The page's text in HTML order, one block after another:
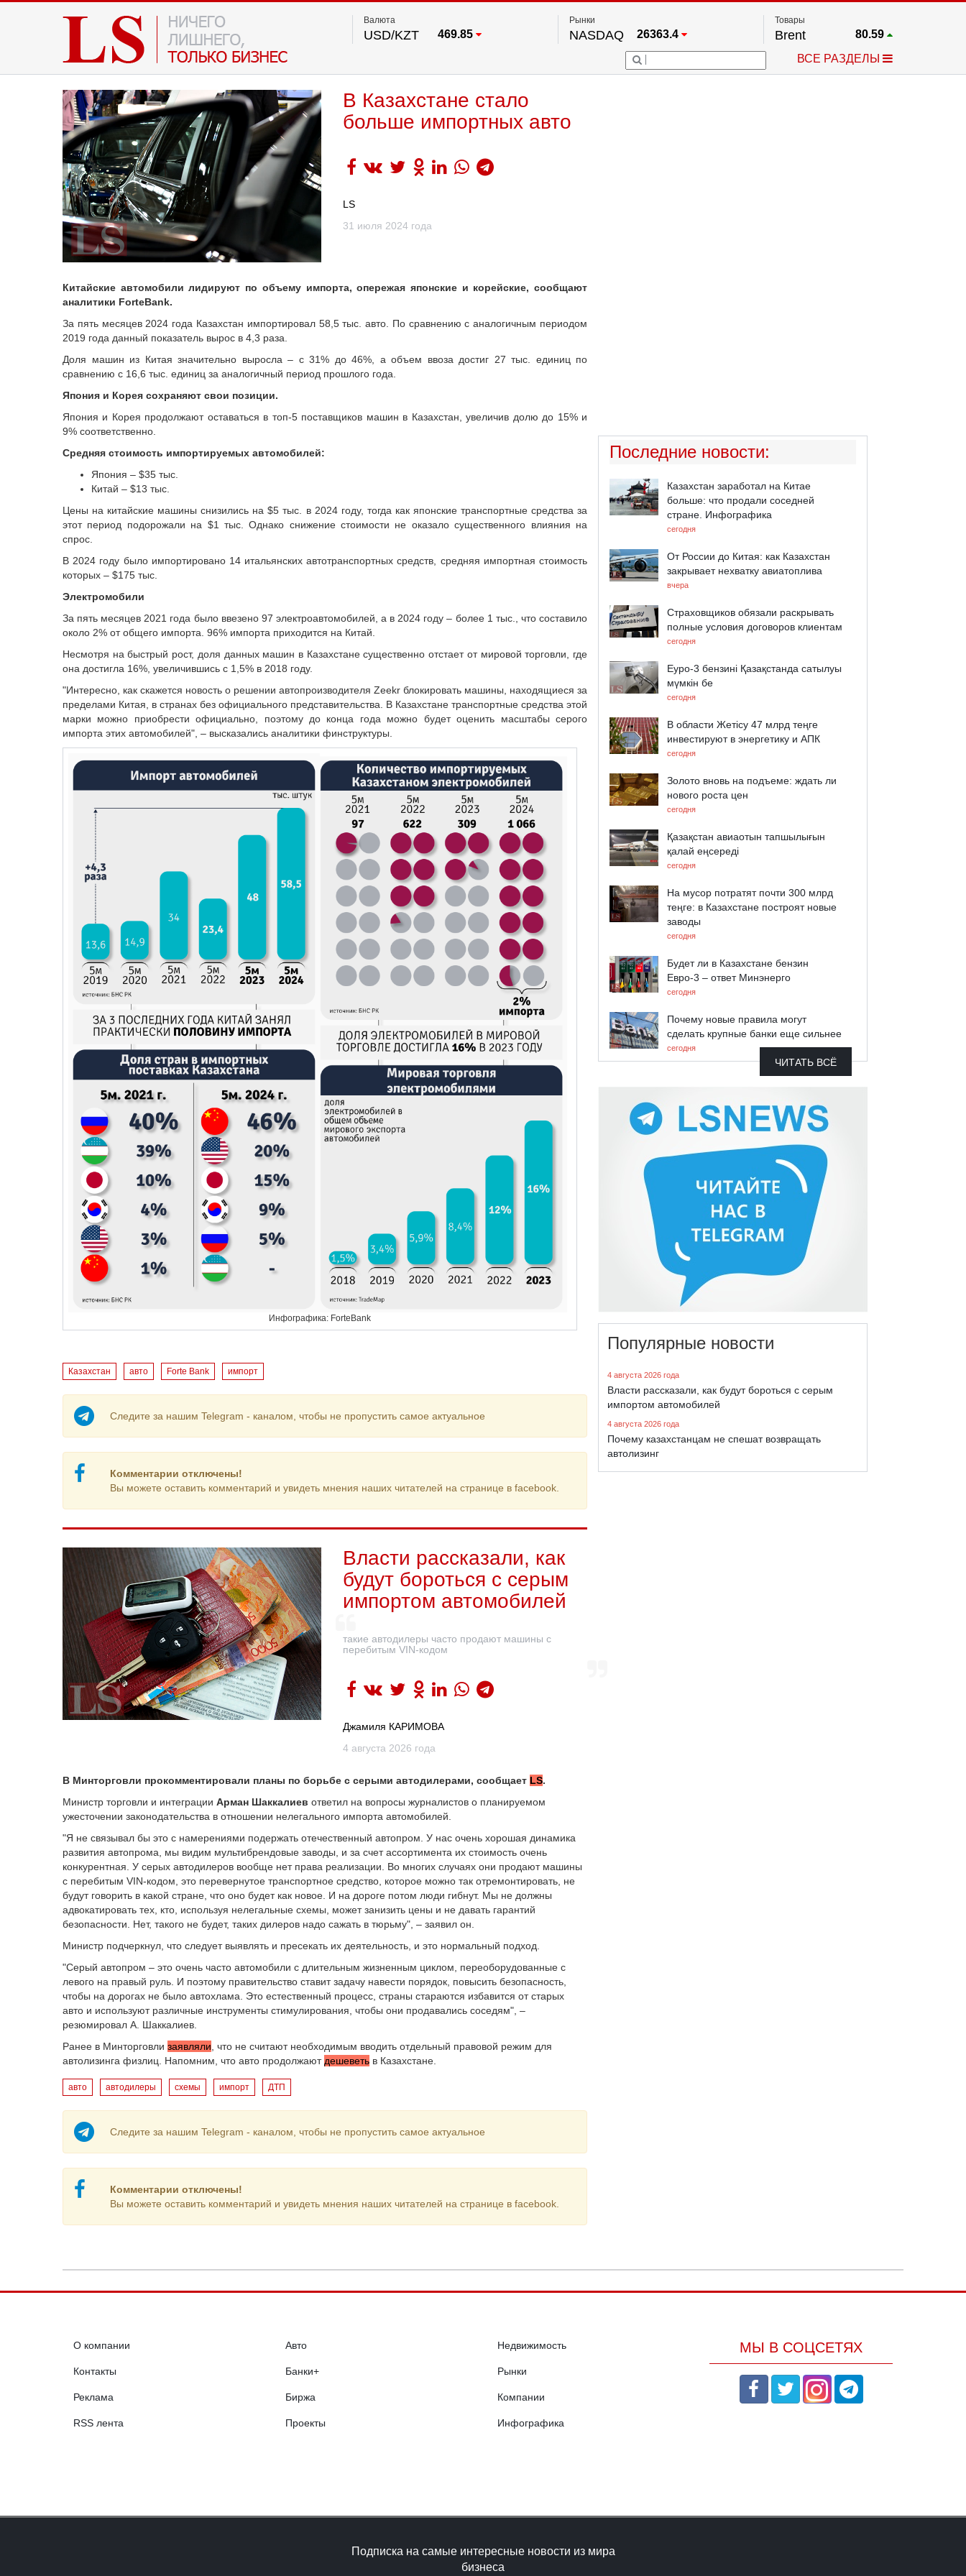
Валюта
USD/KZT 469.85
Рынки
NASDAQ 26363.4
FTSE 100 67.17
54349.1
Товары
Brent 80.59
Платина
2.659
ВСЕ РАЗДЕЛЫ
В Казахстане стало
больше импортных авто
LS
31 июля 2024 года
Китайские автомобили лидируют по объему импорта, опережая японские и корейские, сообщают
аналитики ForteBank.
За пять месяцев 2024 года Казахстан импортировал 58,5 тыс. авто. По сравнению с аналогичным периодом
2019 года данный показатель вырос в 4,3 раза.
Доля машин из Китая значительно выросла – с 31% до 46%, а объем ввоза достиг 27 тыс. единиц по
сравнению с 16,6 тыс. единиц за аналогичный период прошлого года.
Япония и Корея сохраняют свои позиции.
Япония и Корея продолжают оставаться в топ-5 поставщиков машин в Казахстан, увеличив долю до 15% и
9% соответственно.
Средняя стоимость импортируемых автомобилей:
Япония – $35 тыс.
Китай – $13 тыс.
Цены на китайские машины снизились на $5 тыс. в 2024 году, тогда как японские транспортные средства за
этот период подорожали на $1 тыс. Однако снижение стоимости не оказало существенного влияния на
спрос.
В 2024 году было импортировано 14 итальянских автотранспортных средств, средняя импортная стоимость
которых – $175 тыс.
Электромобили
За пять месяцев 2021 года было ввезено 97 электроавтомобилей, а в 2024 году – более 1 тыс., что составило
около 2% от общего импорта. 96% импорта приходится на Китай.
Несмотря на быстрый рост, доля данных машин в Казахстане существенно отстает от мировой торговли, где
она достигла 16%, увеличившись с 1,5% в 2018 году.
"Интересно, как скажется новость о решении автопроизводителя Zeekr блокировать машины, находящиеся за
пределами Китая, в странах без официального представительства. В Казахстане транспортные средства этой
марки можно приобрести официально, поэтому до конца года можно будет оценить масштабы серого
импорта этих автомобилей", – высказались аналитики финструктуры.
Инфографика: ForteBank
Казахстан авто Forte Bank импорт
Следите за нашим Telegram - каналом, чтобы не пропустить самое актуальное
Комментарии отключены!
Вы можете оставить комментарий и увидеть мнения наших читателей на странице в facebook.
Власти рассказали, как
будут бороться с серым
импортом автомобилей
такие автодилеры часто продают машины с
перебитым VIN-кодом
Джамиля КАРИМОВА
4 августа 2026 года
В Минторговли прокомментировали планы по борьбе с серыми автодилерами, сообщает LS.
Министр торговли и интеграции Арман Шаккалиев ответил на вопросы журналистов о планируемом
ужесточении законодательства в отношении нелегального импорта автомобилей.
"Я не связывал бы это с намерениями подержать отечественный автопром. У нас очень хорошая динамика
развития автопрома, мы видим мультибрендовые заводы, и за счет ассортимента их стоимость очень
конкурентная. У серых автодилеров вообще нет права реализации. Во многих случаях они продают машины
с перебитым VIN-кодом, это перевернутое транспортное средство, которое можно так отремонтировать, не
будут говорить в какой стране, что оно будет как новое. И на дороге потом люди гибнут. Мы не должны
адвокатировать тех, кто, используя нелегальные схемы, может занизить цены и не давать гарантий
безопасности. Нет, такого не будет, таких дилеров надо сажать в тюрьму", – заявил он.
Министр подчеркнул, что следует выявлять и пресекать их деятельность, и это нормальный подход.
"Серый автопром – это очень часто автомобили с длительным жизненным циклом, переоборудованные с
левого на правый руль. И поэтому правительство ставит задачу навести порядок, повысить безопасность,
чтобы на дорогах не было автохлама. Это естественный процесс, страны стараются избавится от старых
авто и используют различные инструменты стимулирования, чтобы они продавались соседям", –
резюмировал А. Шаккалиев.
Ранее в Минторговли заявляли , что не считают необходимым вводить отдельный правовой режим для
автолизинга физлиц. Напомним, что авто продолжают дешеветь в Казахстане.
авто автодилеры схемы импорт ДТП
Следите за нашим Telegram - каналом, чтобы не пропустить самое актуальное
Комментарии отключены!
Вы можете оставить комментарий и увидеть мнения наших читателей на странице в facebook.
Последние новости:
Казахстан заработал на Китае
больше: что продали соседней
стране. Инфографика
сегодня
От России до Китая: как Казахстан
закрывает нехватку авиатоплива
вчера
Страховщиков обязали раскрывать
полные условия договоров клиентам
сегодня
Еуро-3 бензині Қазақстанда сатылуы
мүмкін бе
сегодня
В области Жетісу 47 млрд теңге
инвестируют в энергетику и АПК
сегодня
Золото вновь на подъеме: ждать ли
нового роста цен
сегодня
Қазақстан авиаотын тапшылығын
қалай еңсереді
сегодня
На мусор потратят почти 300 млрд
теңге: в Казахстане построят новые
заводы
сегодня
Будет ли в Казахстане бензин
Евро-3 – ответ Минэнерго
сегодня
Почему новые правила могут
сделать крупные банки еще сильнее
сегодня
ЧИТАТЬ ВСЁ
Популярные новости
4 августа 2026 года
Власти рассказали, как будут бороться с серым
импортом автомобилей
4 августа 2026 года
Почему казахстанцам не спешат возвращать
автолизинг
О компании
Контакты
Реклама
RSS лента
Авто
Банки+
Биржа
Проекты
Недвижимость
Рынки
Компании
Инфографика
МЫ В СОЦСЕТЯХ
Подписка на самые интересные новости из мира
бизнеса